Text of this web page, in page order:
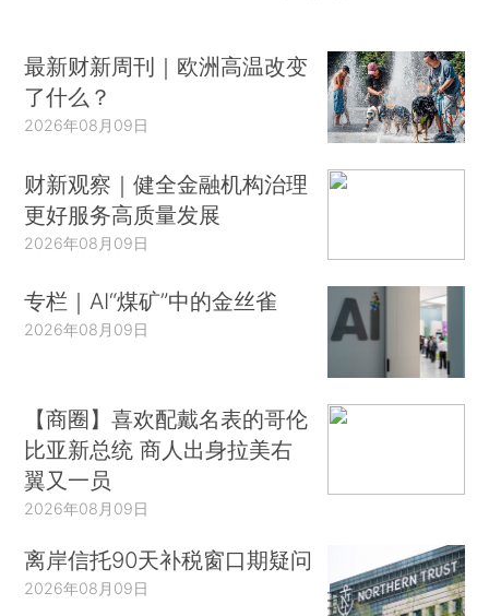
最新财新周刊｜欧洲高温改变
了什么？
2026年08月09日
财新观察｜健全金融机构治理
更好服务高质量发展
2026年08月09日
专栏｜AI“煤矿”中的金丝雀
2026年08月09日
【商圈】喜欢配戴名表的哥伦
比亚新总统 商人出身拉美右
翼又一员
2026年08月09日
离岸信托90天补税窗口期疑问
2026年08月09日